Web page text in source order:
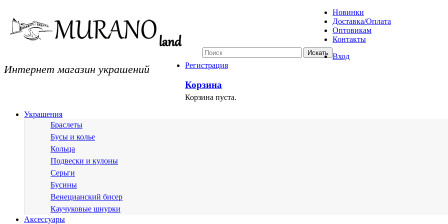
Интернет магазин украшений
Новинки
Доставка/Оплата
Оптовикам
Контакты
Вход
Регистрация
Корзина
Корзина пуста.
Украшения
Браслеты
Бусы и колье
Кольца
Подвески и кулоны
Серьги
Бусины
Венецианский бисер
Каучуковые шнурки
Аксессуары